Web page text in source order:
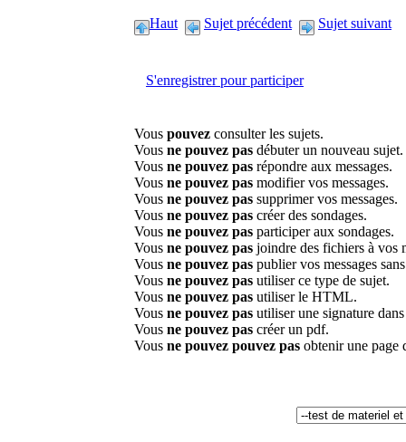
Haut Sujet précédent Sujet suivant
S'enregistrer pour participer
Vous pouvez consulter les sujets.
Vous ne pouvez pas débuter un nouveau sujet.
Vous ne pouvez pas répondre aux messages.
Vous ne pouvez pas modifier vos messages.
Vous ne pouvez pas supprimer vos messages.
Vous ne pouvez pas créer des sondages.
Vous ne pouvez pas participer aux sondages.
Vous ne pouvez pas joindre des fichiers à vos
Vous ne pouvez pas publier vos messages
Vous ne pouvez pas utiliser ce type de sujet.
Vous ne pouvez pas utiliser le HTML.
Vous ne pouvez pas utiliser une signature
Vous ne pouvez pas créer un pdf.
Vous ne pouvez pouvez pas obtenir une page